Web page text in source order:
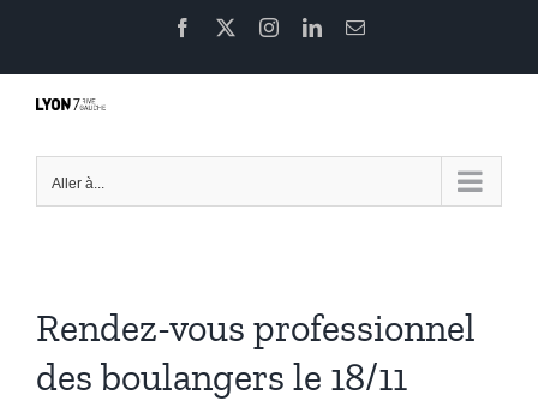
contenu
Facebook InstagramLinkedInEmail
Aller à...
Rendez-vous professionnel
des boulangers le 18/11